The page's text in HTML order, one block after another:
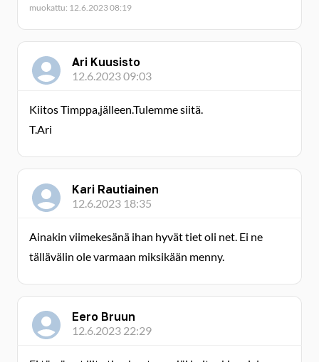
muokattu: 12.6.2023 08:19
Ari Kuusisto
12.6.2023 09:03
Kiitos Timppa,jälleen.Tulemme siitä.
T.Ari
Kari Rautiainen
12.6.2023 18:35
Ainakin viimekesänä ihan hyvät tiet oli net. Ei ne
tällävälin ole varmaan miksikään menny.
Eero Bruun
12.6.2023 22:29